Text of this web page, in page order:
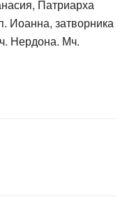
Патриарха
Иоанна, затворника
Нердона. Мч.